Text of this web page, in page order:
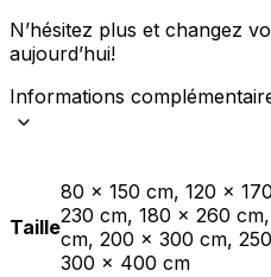
N’hésitez plus et changez
aujourd’hui!
Informations
Taille
80 x 150 cm, 120 x
230 cm, 180 x 260
cm, 200 x 300 cm,
300 x 400 cm